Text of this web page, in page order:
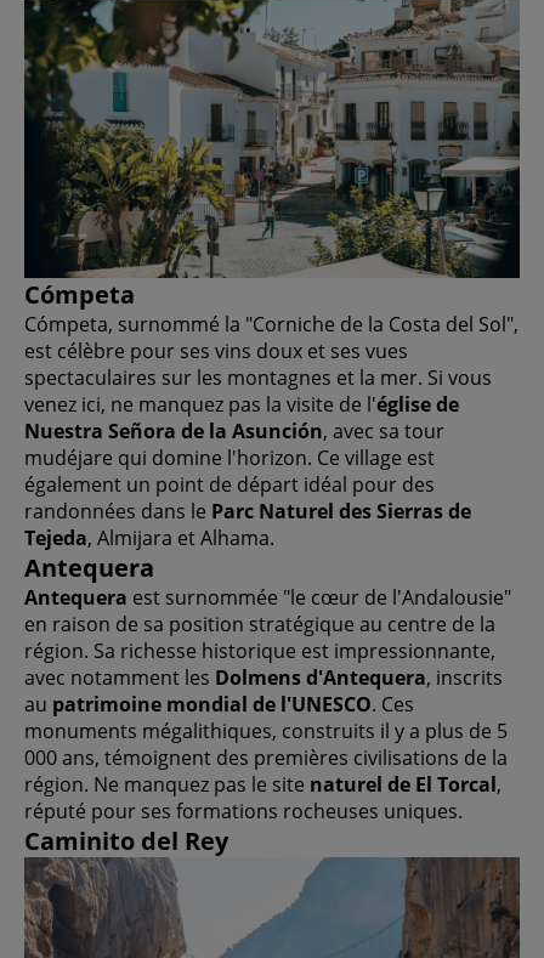
Cómpeta
Cómpeta, surnommé la "Corniche de la Costa del Sol",
est célèbre pour ses vins doux et ses vues
spectaculaires sur les montagnes et la mer. Si vous
venez ici, ne manquez pas la visite de l'église de
Nuestra Señora de la Asunción, avec sa tour
mudéjare qui domine l'horizon. Ce village est
également un point de départ idéal pour des
randonnées dans le Parc Naturel des Sierras de
Tejeda, Almijara et Alhama.
Antequera
Antequera est surnommée "le cœur de l'Andalousie"
en raison de sa position stratégique au centre de la
région. Sa richesse historique est impressionnante,
avec notamment les Dolmens d'Antequera, inscrits
au patrimoine mondial de l'UNESCO. Ces
monuments mégalithiques, construits il y a plus de 5
000 ans, témoignent des premières civilisations de la
région. Ne manquez pas le site naturel de El Torcal,
réputé pour ses formations rocheuses uniques.
Caminito del Rey